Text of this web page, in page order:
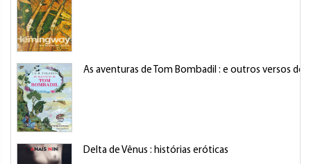
As aventuras de Tom Bombadil : e outros versos do
Delta de Vênus : histórias eróticas